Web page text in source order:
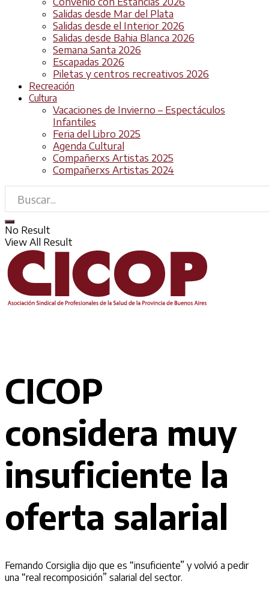
Salidas desde Mar del Plata
Salidas desde el Interior 2026
Salidas desde Bahia Blanca 2026
Semana Santa 2026
Escapadas 2026
Piletas y centros recreativos 2026
Recreación
Cultura
Vacaciones de Invierno – Espectáculos
Infantiles
Feria del Libro 2025
Agenda Cultural
Compañerxs Artistas 2025
Compañerxs Artistas 2024
No Result
View All Result
CICOP
considera muy
insuficiente la
oferta salarial
Fernando Corsiglia dijo que es “insuficiente” y volvió a pedir
una “real recomposición” salarial del sector.